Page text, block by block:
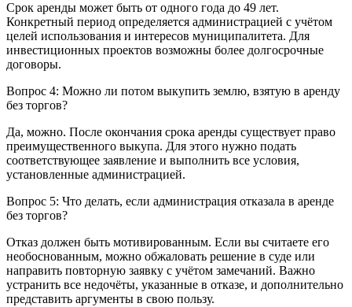
Срок аренды может быть от одного года до 49 лет.
Конкретный период определяется администрацией с учётом
целей использования и интересов муниципалитета. Для
инвестиционных проектов возможны более долгосрочные
договоры.
Вопрос 4: Можно ли потом выкупить землю, взятую в аренду
без торгов?
Да, можно. После окончания срока аренды существует право
преимущественного выкупа. Для этого нужно подать
соответствующее заявление и выполнить все условия,
установленные администрацией.
Вопрос 5: Что делать, если администрация отказала в аренде
без торгов?
Отказ должен быть мотивированным. Если вы считаете его
необоснованным, можно обжаловать решение в суде или
направить повторную заявку с учётом замечаний. Важно
устранить все недочёты, указанные в отказе, и дополнительно
представить аргументы в свою пользу.